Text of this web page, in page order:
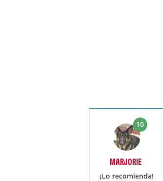
10
MARJORIE
¡Lo recomienda!